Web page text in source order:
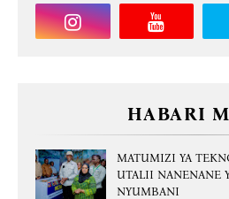
HABARI
MATUMIZI YA
UTALII NANENANE
NYUMBANI